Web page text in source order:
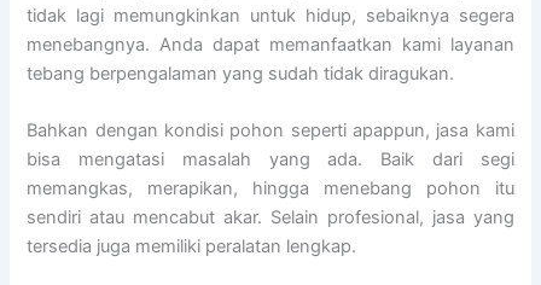
tidak lagi memungkinkan untuk hidup, sebaiknya segera
menebangnya. Anda dapat memanfaatkan kami layanan
tebang berpengalaman yang sudah tidak diragukan.
Bahkan dengan kondisi pohon seperti apappun, jasa kami
bisa mengatasi masalah yang ada. Baik dari segi
memangkas, merapikan, hingga menebang pohon itu
sendiri atau mencabut akar. Selain profesional, jasa yang
tersedia juga memiliki peralatan lengkap.